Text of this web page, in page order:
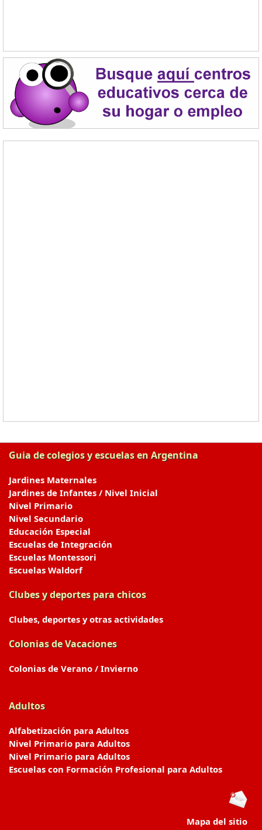
Guia de colegios y escuelas en Argentina
Jardines Maternales
Jardines de Infantes / Nivel Inicial
Nivel Primario
Nivel Secundario
Educación Especial
Escuelas de Integración
Escuelas Montessori
Escuelas Waldorf
Clubes y deportes para chicos
Clubes, deportes y otras actividades
Colonias de Vacaciones
Colonias de Verano / Invierno
Adultos
Alfabetización para Adultos
Nivel Primario para Adultos
Nivel Primario para Adultos
Escuelas con Formación Profesional para Adultos
Mapa del sitio